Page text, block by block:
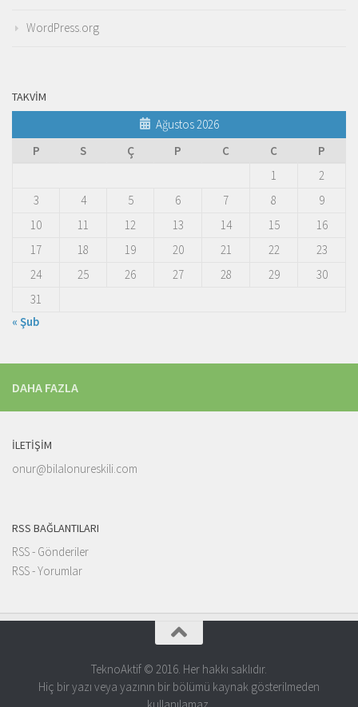
WordPress.org
TAKVIM
Ağustos 2026
P
S Ç P C C
P
1
2
3
4 5 6 7 8
9
10
11 12 13 14 15
16
17
18 19 20 21 22
23
24
25 26 27 28 29
30
31
« Şub
DAHA FAZLA
İLETIŞIM
onur@bilalonureskili.com
RSS BAĞLANTILARI
RSS - Gönderiler
RSS - Yorumlar
TeknoAktif © 2016. Her hakkı saklıdır.
Hiç bir yazı veya yazının bir bölümü kaynak gösterilmeden